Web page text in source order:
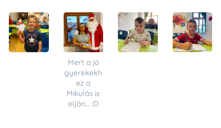
Mert a jó
gyerekekh
ez a
Mikulás is
eljön... :D